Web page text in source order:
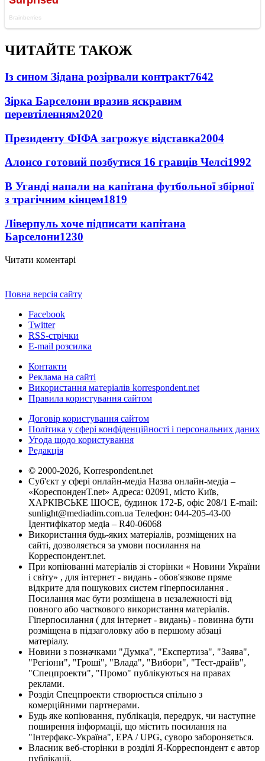
ЧИТАЙТЕ ТАКОЖ
Із сином Зідана розірвали контракт7642
Зірка Барселони вразив яскравим
перевтіленням2020
Президенту ФІФА загрожує відставка2004
Алонсо готовий позбутися 16 гравців Челсі1992
В Уганді напали на капітана футбольної збірної
з трагічним кінцем1819
Ліверпуль хоче підписати капітана
Барселони1230
Читати коментарі
Повна версія сайту
Facebook
Twitter
RSS-стрічки
E-mail розсилка
Контакти
Реклама на сайті
Використання матеріалів korrespondent.net
Правила користування сайтом
Договір користування сайтом
Політика у сфері конфіденційності і персональних даних
Угода щодо користування
Редакція
© 2000-2026, Korrespondent.net
Суб'єкт у сфері онлайн-медіа Назва онлайн-медіа –
«КореспонденТ.net» Адреса: 02091, місто Київ,
ХАРКІВСЬКЕ ШОСЕ, будинок 172-Б, офіс 208/1 E-mail:
sunlight@mediadim.com.ua Телефон: 044-205-43-00
Ідентифікатор медіа – R40-06068
Використання будь-яких матеріалів, розміщених на
сайті, дозволяється за умови посилання на
Корреспондент.net.
При копіюванні матеріалів зі сторінки « Новини України
і світу» , для інтернет - видань - обов'язкове пряме
відкрите для пошукових систем гіперпосилання .
Посилання має бути розміщена в незалежності від
повного або часткового використання матеріалів.
Гіперпосилання ( для інтернет - видань) - повинна бути
розміщена в підзаголовку або в першому абзаці
матеріалу.
Новини з позначками "Думка", "Експертиза", "Заява",
"Регіони", "Гроші", "Влада", "Вибори", "Тест-драйв",
"Спецпроекти", "Промо" публікуються на правах
реклами.
Розділ Спецпроекти створюється спільно з
комерційними партнерами.
Будь яке копіювання, публікація, передрук, чи наступне
поширення інформації, що містить посилання на
"Інтерфакс-Україна", EPA / UPG, суворо забороняється.
Власник веб-сторінки в розділі Я-Корреспондент є автор
публікації.